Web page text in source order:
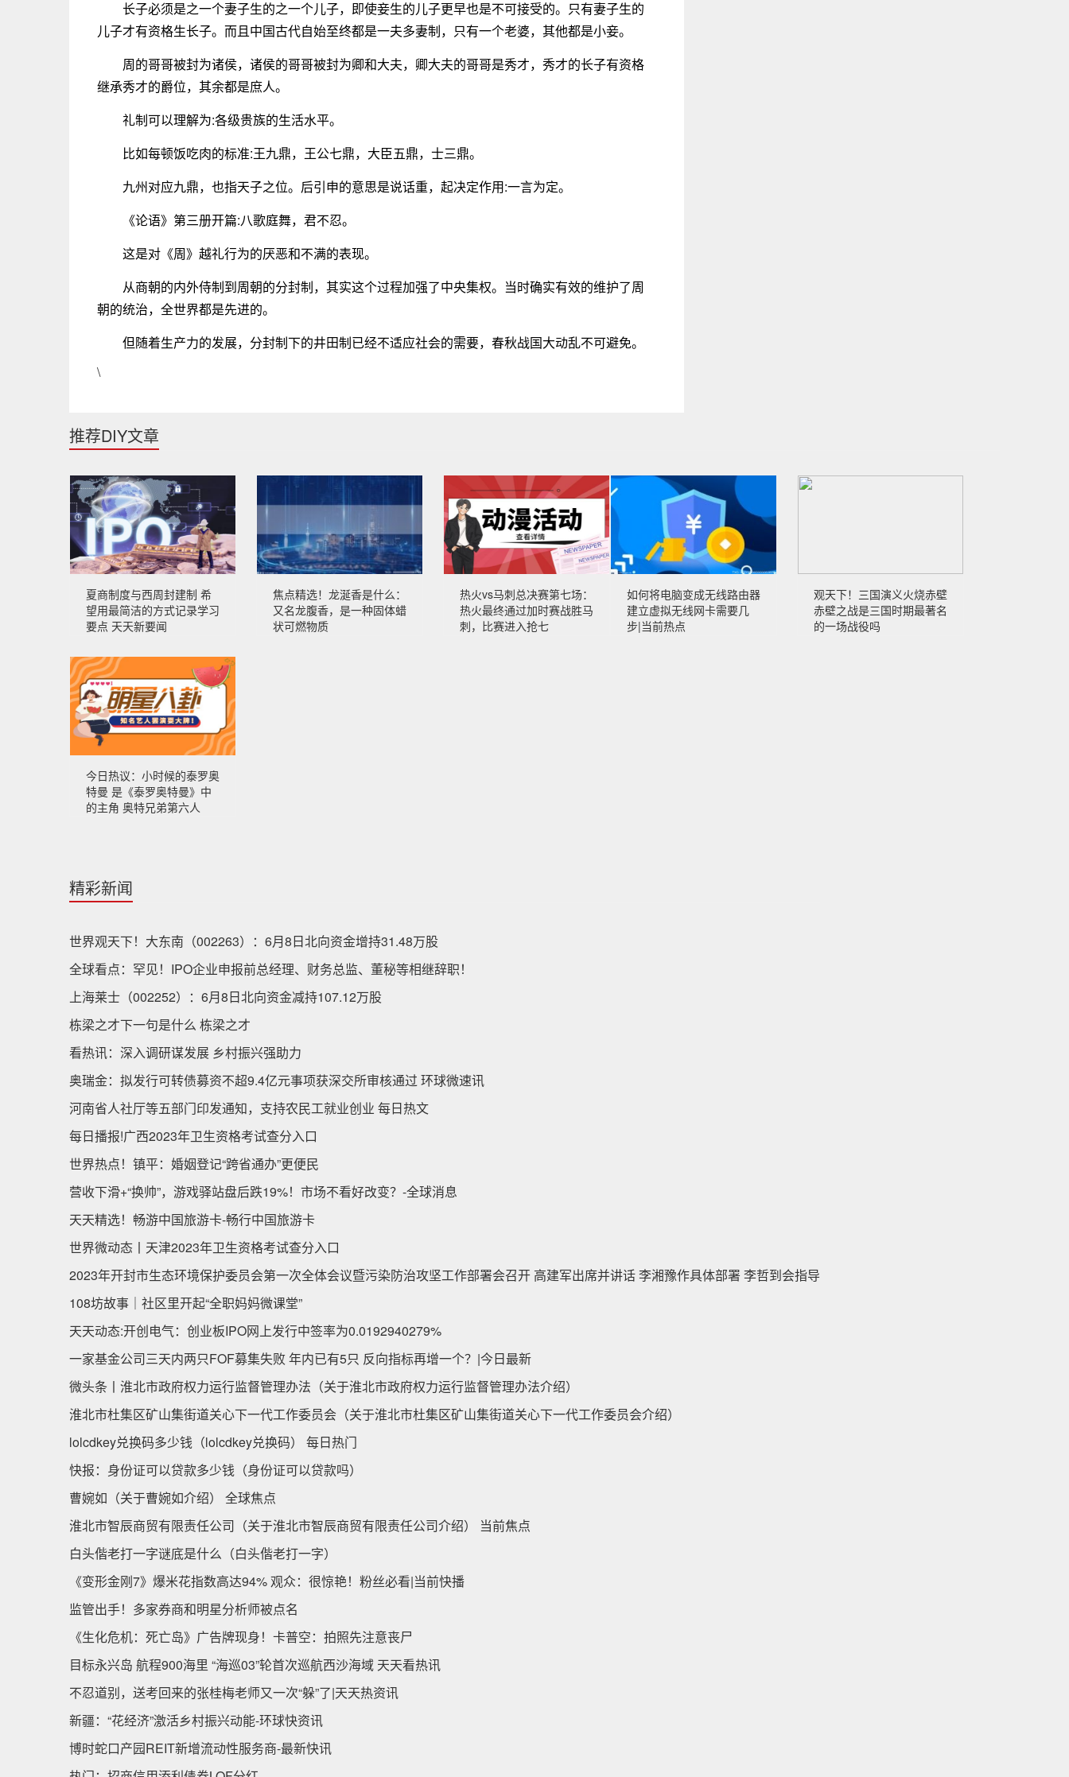
长子必须是之一个妻子生的之一个儿子，即使妾生的儿子更早也是不可接受的。只有妻子生的
儿子才有资格生长子。而且中国古代自始至终都是一夫多妻制，只有一个老婆，其他都是小妾。
周的哥哥被封为诸侯，诸侯的哥哥被封为卿和大夫，卿大夫的哥哥是秀才，秀才的长子有资格
继承秀才的爵位，其余都是庶人。
礼制可以理解为:各级贵族的生活水平。
比如每顿饭吃肉的标准:王九鼎，王公七鼎，大臣五鼎，士三鼎。
九州对应九鼎，也指天子之位。后引申的意思是说话重，起决定作用:一言为定。
《论语》第三册开篇:八歌庭舞，君不忍。
这是对《周》越礼行为的厌恶和不满的表现。
从商朝的内外侍制到周朝的分封制，其实这个过程加强了中央集权。当时确实有效的维护了周
朝的统治，全世界都是先进的。
但随着生产力的发展，分封制下的井田制已经不适应社会的需要，春秋战国大动乱不可避免。
\
推荐DIY文章
夏商制度与西周封建制 希
望用最简洁的方式记录学习
要点 天天新要闻
焦点精选！龙涎香是什么：
又名龙腹香，是一种固体蜡
状可燃物质
热火vs马刺总决赛第七场：
热火最终通过加时赛战胜马
刺，比赛进入抢七
如何将电脑变成无线路由器
建立虚拟无线网卡需要几
步|当前热点
观天下！三国演义火烧赤壁
赤壁之战是三国时期最著名
的一场战役吗
今日热议：小时候的泰罗奥
特曼 是《泰罗奥特曼》中
的主角 奥特兄弟第六人
精彩新闻
世界观天下！大东南（002263）：6月8日北向资金增持31.48万股
全球看点：罕见！IPO企业申报前总经理、财务总监、董秘等相继辞职！
上海莱士（002252）：6月8日北向资金减持107.12万股
栋梁之才下一句是什么 栋梁之才
看热讯：深入调研谋发展 乡村振兴强助力
奥瑞金：拟发行可转债募资不超9.4亿元事项获深交所审核通过 环球微速讯
河南省人社厅等五部门印发通知，支持农民工就业创业 每日热文
每日播报!广西2023年卫生资格考试查分入口
世界热点！镇平：婚姻登记“跨省通办”更便民
营收下滑+“换帅”，游戏驿站盘后跌19%！市场不看好改变？-全球消息
天天精选！畅游中国旅游卡-畅行中国旅游卡
世界微动态丨天津2023年卫生资格考试查分入口
2023年开封市生态环境保护委员会第一次全体会议暨污染防治攻坚工作部署会召开 高建军出席并讲话 李湘豫作具体部署 李哲到会指导
108坊故事｜社区里开起“全职妈妈微课堂”
天天动态:开创电气：创业板IPO网上发行中签率为0.0192940279%
一家基金公司三天内两只FOF募集失败 年内已有5只 反向指标再增一个？|今日最新
微头条丨淮北市政府权力运行监督管理办法（关于淮北市政府权力运行监督管理办法介绍）
淮北市杜集区矿山集街道关心下一代工作委员会（关于淮北市杜集区矿山集街道关心下一代工作委员会介绍）
lolcdkey兑换码多少钱（lolcdkey兑换码） 每日热门
快报：身份证可以贷款多少钱（身份证可以贷款吗）
曹婉如（关于曹婉如介绍） 全球焦点
淮北市智辰商贸有限责任公司（关于淮北市智辰商贸有限责任公司介绍） 当前焦点
白头偕老打一字谜底是什么（白头偕老打一字）
《变形金刚7》爆米花指数高达94% 观众：很惊艳！粉丝必看|当前快播
监管出手！多家券商和明星分析师被点名
《生化危机：死亡岛》广告牌现身！卡普空：拍照先注意丧尸
目标永兴岛 航程900海里 “海巡03”轮首次巡航西沙海域 天天看热讯
不忍道别，送考回来的张桂梅老师又一次“躲”了|天天热资讯
新疆：“花经济”激活乡村振兴动能-环球快资讯
博时蛇口产园REIT新增流动性服务商-最新快讯